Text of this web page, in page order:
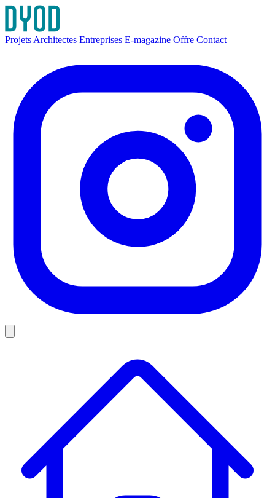
Projets Architectes Entreprises E-magazine Offre Contact